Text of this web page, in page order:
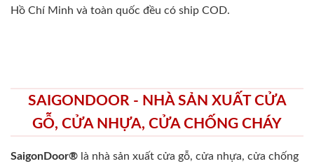
Hồ Chí Minh và toàn quốc đều có ship COD.
SAIGONDOOR - NHÀ SẢN XUẤT CỬA
GỖ, CỬA NHỰA, CỬA CHỐNG CHÁY
SaigonDoor® là nhà sản xuất cửa gỗ, cửa nhựa, cửa chống